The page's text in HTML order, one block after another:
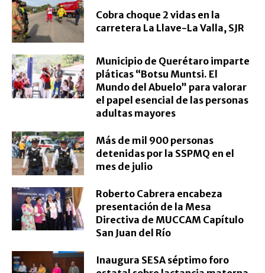
Cobra choque 2 vidas en la
carretera La Llave-La Valla, SJR
Municipio de Querétaro imparte
pláticas “Botsu Muntsi. El
Mundo del Abuelo” para valorar
el papel esencial de las personas
adultas mayores
Más de mil 900 personas
detenidas por la SSPMQ en el
mes de julio
Roberto Cabrera encabeza
presentación de la Mesa
Directiva de MUCCAM Capítulo
San Juan del Río
Inaugura SESA séptimo foro